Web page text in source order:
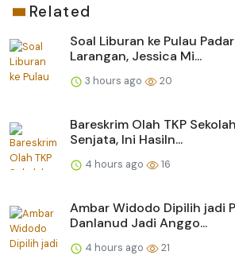
Related
Soal Liburan ke Pulau
Larangan, Jessica Mi...
3 hours ago 20
Bareskrim Olah TKP
Senjata, Ini Hasiln...
4 hours ago 16
Ambar Widodo Dipilih jadi
Danlanud Jadi Anggo...
4 hours ago 21